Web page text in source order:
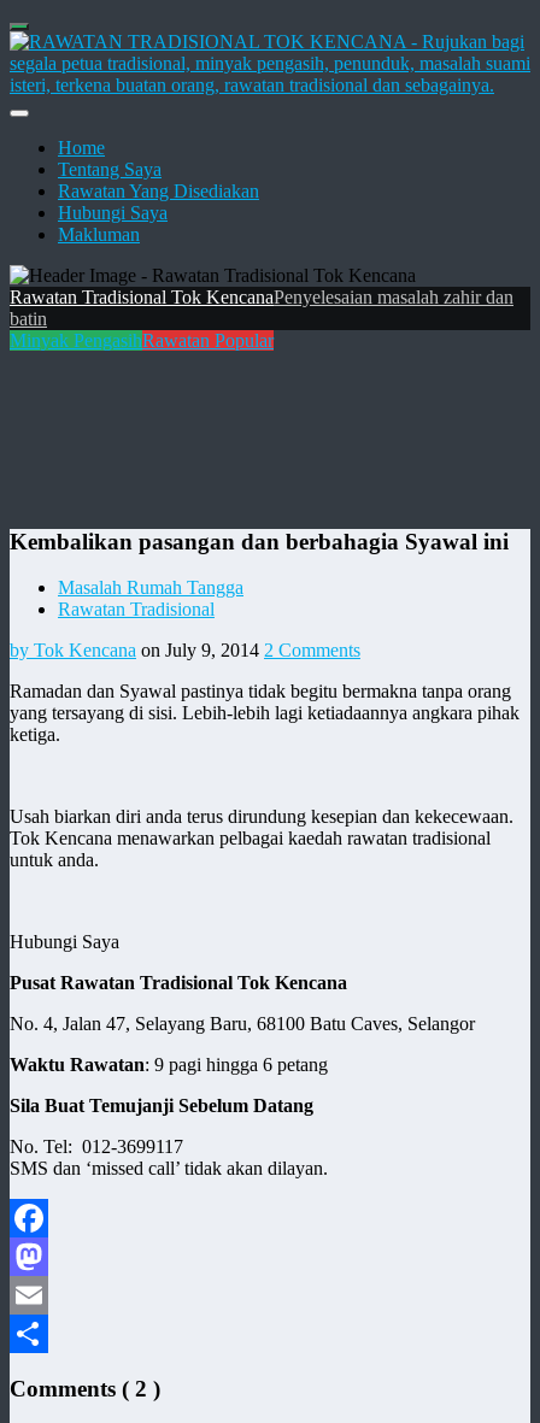
Home
Tentang Saya
Rawatan Yang Disediakan
Hubungi Saya
Makluman
Rawatan Tradisional Tok KencanaPenyelesaian masalah zahir dan
batin
Minyak PengasihRawatan Popular
Kembalikan pasangan dan berbahagia Syawal ini
Masalah Rumah Tangga
Rawatan Tradisional
by Tok Kencana on July 9, 2014 2 Comments
Ramadan dan Syawal pastinya tidak begitu bermakna tanpa orang
yang tersayang di sisi. Lebih-lebih lagi ketiadaannya angkara pihak
ketiga.
Usah biarkan diri anda terus dirundung kesepian dan kekecewaan.
Tok Kencana menawarkan pelbagai kaedah rawatan tradisional
untuk anda.
Hubungi Saya
Pusat Rawatan Tradisional Tok Kencana
No. 4, Jalan 47, Selayang Baru, 68100 Batu Caves, Selangor
Waktu Rawatan: 9 pagi hingga 6 petang
Sila Buat Temujanji Sebelum Datang
No. Tel: 012-3699117
SMS dan ‘missed call’ tidak akan dilayan.
Facebook
Mastodon
Email
Comments ( 2 )